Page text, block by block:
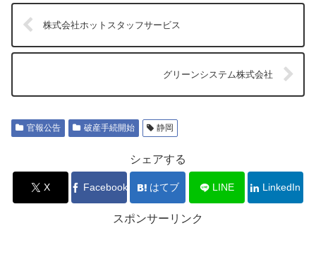
株式会社ホットスタッフサービス
グリーンシステム株式会社
官報公告 破産手続開始 静岡
シェアする
X Facebook はてブ LINE LinkedIn
スポンサーリンク